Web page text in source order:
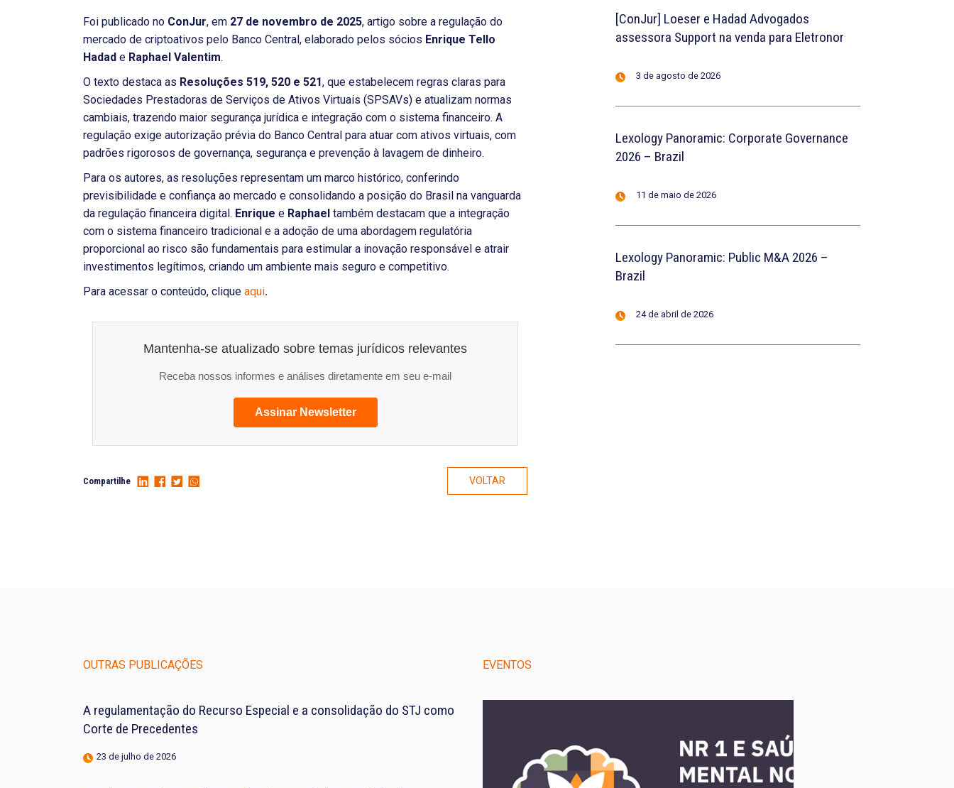
Foi publicado no ConJur, em 27 de novembro de 2025, artigo sobre a regulação do
mercado de criptoativos pelo Banco Central, elaborado pelos sócios Enrique Tello
Hadad e Raphael Valentim.
O texto destaca as Resoluções 519, 520 e 521, que estabelecem regras claras para
Sociedades Prestadoras de Serviços de Ativos Virtuais (SPSAVs) e atualizam normas
cambiais, trazendo maior segurança jurídica e integração com o sistema financeiro. A
regulação exige autorização prévia do Banco Central para atuar com ativos virtuais, com
padrões rigorosos de governança, segurança e prevenção à lavagem de dinheiro.
Para os autores, as resoluções representam um marco histórico, conferindo
previsibilidade e confiança ao mercado e consolidando a posição do Brasil na vanguarda
da regulação financeira digital. Enrique e Raphael também destacam que a integração
com o sistema financeiro tradicional e a adoção de uma abordagem regulatória
proporcional ao risco são fundamentais para estimular a inovação responsável e atrair
investimentos legítimos, criando um ambiente mais seguro e competitivo.
Para acessar o conteúdo, clique aqui.
Mantenha-se atualizado sobre temas jurídicos relevantes
Receba nossos informes e análises diretamente em seu e-mail
Assinar Newsletter
Compartilhe VOLTAR
[ConJur] Loeser e Hadad Advogados
assessora Support na venda para Eletronor
3 de agosto de 2026
Lexology Panoramic: Corporate Governance
2026 – Brazil
11 de maio de 2026
Lexology Panoramic: Public M&A 2026 –
Brazil
24 de abril de 2026
OUTRAS PUBLICAÇÕES
A regulamentação do Recurso Especial e a consolidação do STJ como
Corte de Precedentes
23 de julho de 2026
EVENTOS